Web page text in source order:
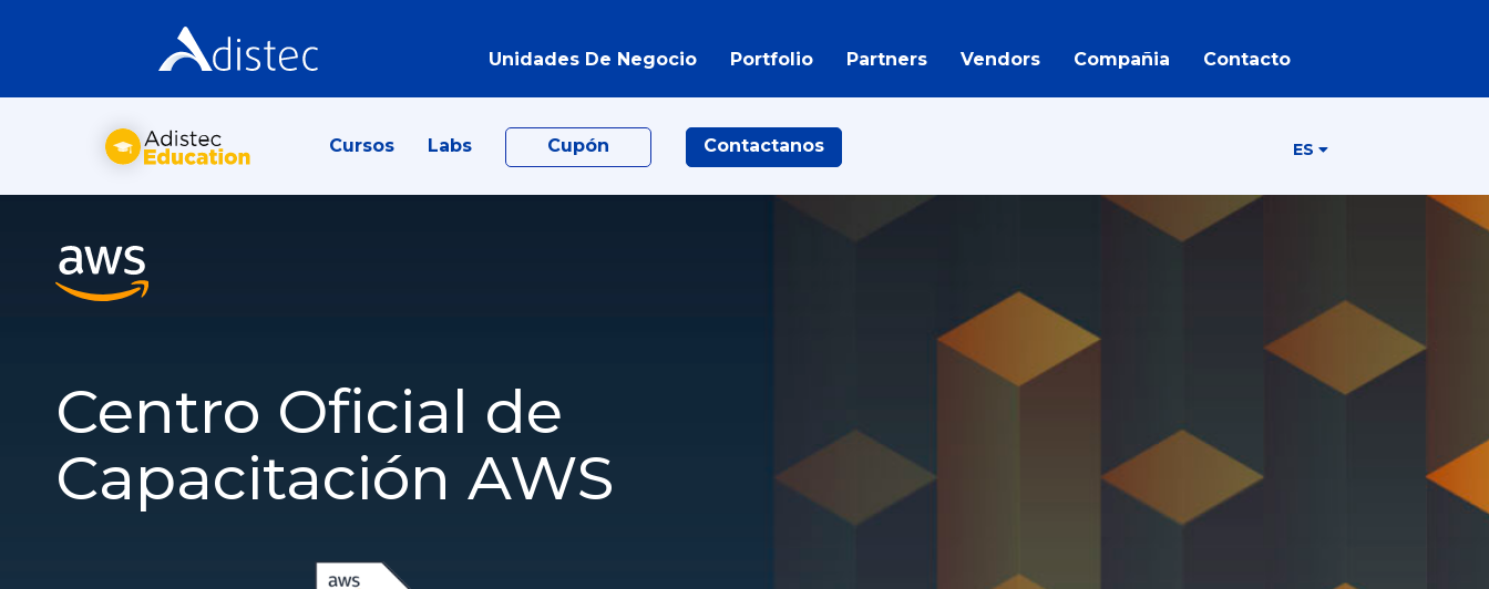
Unidades De Negocio Portfolio Partners Vendors Compañia Contacto
Cursos Labs Cupón Contactanos ES
Centro Oficial de
Capacitación AWS